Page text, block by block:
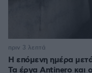
Η επόμενη ημέρα μετά
Τα έργα Antinero και
πριν 3 λεπτά